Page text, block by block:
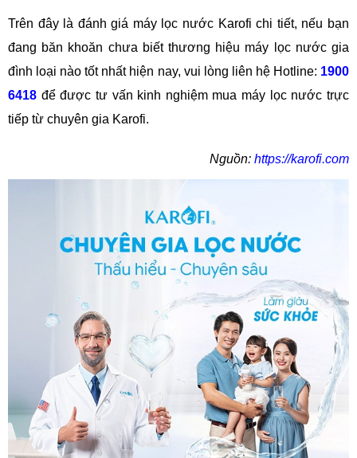
Trên đây là đánh giá máy lọc nước Karofi chi tiết, nếu bạn
đang băn khoăn chưa biết thương hiệu máy lọc nước gia
đình loại nào tốt nhất hiện nay, vui lòng liên hệ Hotline: 1900
6418 để được tư vấn kinh nghiệm mua máy lọc nước trực
tiếp từ chuyên gia Karofi.
Nguồn: https://karofi.com